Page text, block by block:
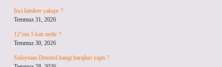
İnci kimlere yakışır ?
Temmuz 31, 2026
12’nin 5 katı nedir ?
Temmuz 30, 2026
Süleyman Demirel hangi barajları yaptı ?